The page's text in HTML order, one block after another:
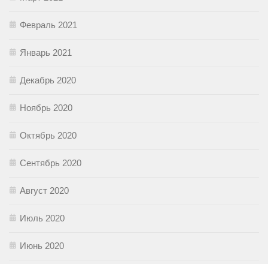
Февраль 2021
Январь 2021
Декабрь 2020
Ноябрь 2020
Октябрь 2020
Сентябрь 2020
Август 2020
Июль 2020
Июнь 2020